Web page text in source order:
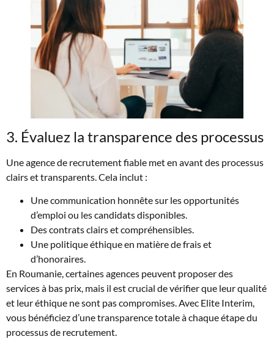
3. Évaluez la transparence des processus
Une agence de recrutement fiable met en avant des processus
clairs et transparents. Cela inclut :
Une communication honnête sur les opportunités
d’emploi ou les candidats disponibles.
Des contrats clairs et compréhensibles.
Une politique éthique en matière de frais et
d’honoraires.
En Roumanie, certaines agences peuvent proposer des
services à bas prix, mais il est crucial de vérifier que leur qualité
et leur éthique ne sont pas compromises. Avec Elite Interim,
vous bénéficiez d’une transparence totale à chaque étape du
processus de recrutement.